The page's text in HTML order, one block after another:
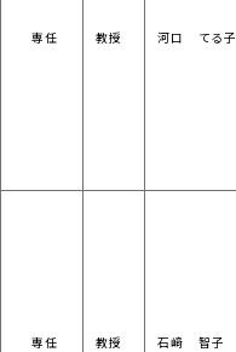
専任 教授 河口 てる子
専任 教授 石﨑 智子